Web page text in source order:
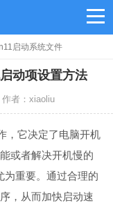
启动系统文件
动项设置方法
作者：xiaoliu
它决定了电脑开机
或者解决开机慢的
为重要。通过合理的
，从而加快启动速